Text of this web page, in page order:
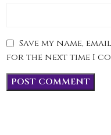
Save my name,
for the next time I